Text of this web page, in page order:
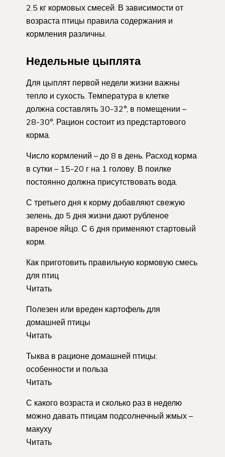
2.5 кг кормовых смесей. В зависимости от
возраста птицы правила содержания и
кормления различны.
Недельные цыплята
Для цыплят первой недели жизни важны
тепло и сухость. Температура в клетке
должна составлять 30-32°, в помещении –
28-30°. Рацион состоит из предстартового
корма.
Число кормлений – до 8 в день. Расход корма
в сутки – 15-20 г на 1 голову. В поилке
постоянно должна присутствовать вода.
С третьего дня к корму добавляют свежую
зелень, до 5 дня жизни дают рубленое
вареное яйцо. С 6 дня применяют стартовый
корм.
Как приготовить правильную кормовую смесь
для птиц
Читать
Полезен или вреден картофель для
домашней птицы
Читать
Тыква в рационе домашней птицы:
особенности и польза
Читать
С какого возраста и сколько раз в неделю
можно давать птицам подсолнечный жмых –
макуху
Читать